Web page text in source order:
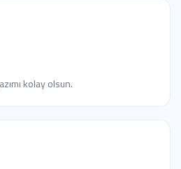
kolay olsun.